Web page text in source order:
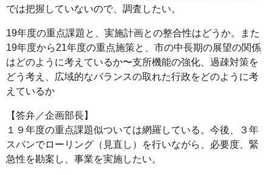
では把握していないので、調査したい。
19年度の重点課題と、実施計画との整合性はどうか。また
19年度から21年度の重点施策と、市の中長期の展望の関係
はどのように考えているか〜支所機能の強化、過疎対策を
どう考え、広域的なバランスの取れた行政をどのように考
えているか
【答弁／企画部長】
１９年度の重点課題似ついては網羅している。今後、３年
スパンでローリング（見直し）を行いながら、必要度、緊
急性を勘案し、事業を実施したい。